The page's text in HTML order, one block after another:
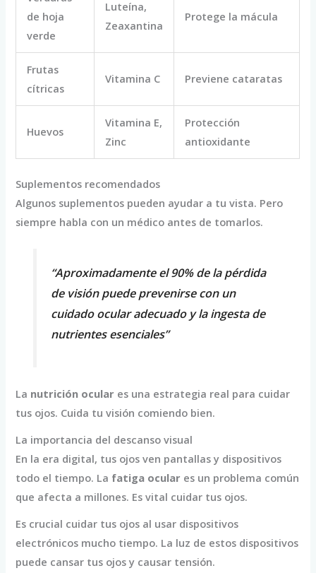
de hoja
verde
Luteína,
Zeaxantina
Protege la mácula
Frutas
cítricas
Vitamina C Previene cataratas
Huevos
Vitamina E,
Zinc
Protección
antioxidante
Suplementos recomendados
Algunos suplementos pueden ayudar a tu vista. Pero
siempre habla con un médico antes de tomarlos.
“Aproximadamente el 90% de la pérdida
de visión puede prevenirse con un
cuidado ocular adecuado y la ingesta de
nutrientes esenciales”
La nutrición ocular es una estrategia real para cuidar
tus ojos. Cuida tu visión comiendo bien.
La importancia del descanso visual
En la era digital, tus ojos ven pantallas y dispositivos
todo el tiempo. La fatiga ocular es un problema común
que afecta a millones. Es vital cuidar tus ojos.
Es crucial cuidar tus ojos al usar dispositivos
electrónicos mucho tiempo. La luz de estos dispositivos
puede cansar tus ojos y causar tensión.